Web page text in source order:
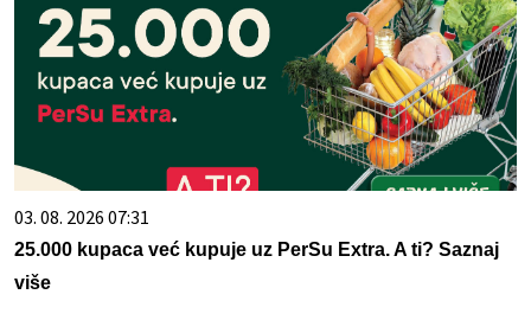
03. 08. 2026 07:31
25.000 kupaca već kupuje uz PerSu Extra. A ti? Saznaj
više